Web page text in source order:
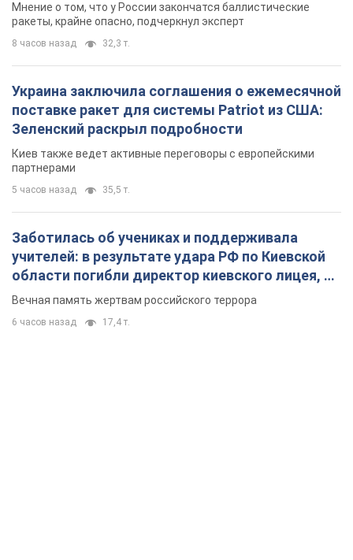
Мнение о том, что у России закончатся баллистические
ракеты, крайне опасно, подчеркнул эксперт
8 часов назад 32,3 т.
Украина заключила соглашения о ежемесячной
поставке ракет для системы Patriot из США:
Зеленский раскрыл подробности
Киев также ведет активные переговоры с европейскими
партнерами
5 часов назад 35,5 т.
Заботилась об учениках и поддерживала
учителей: в результате удара РФ по Киевской
области погибли директор киевского лицея, её
муж и внук
Вечная память жертвам российского террора
6 часов назад 17,4 т.